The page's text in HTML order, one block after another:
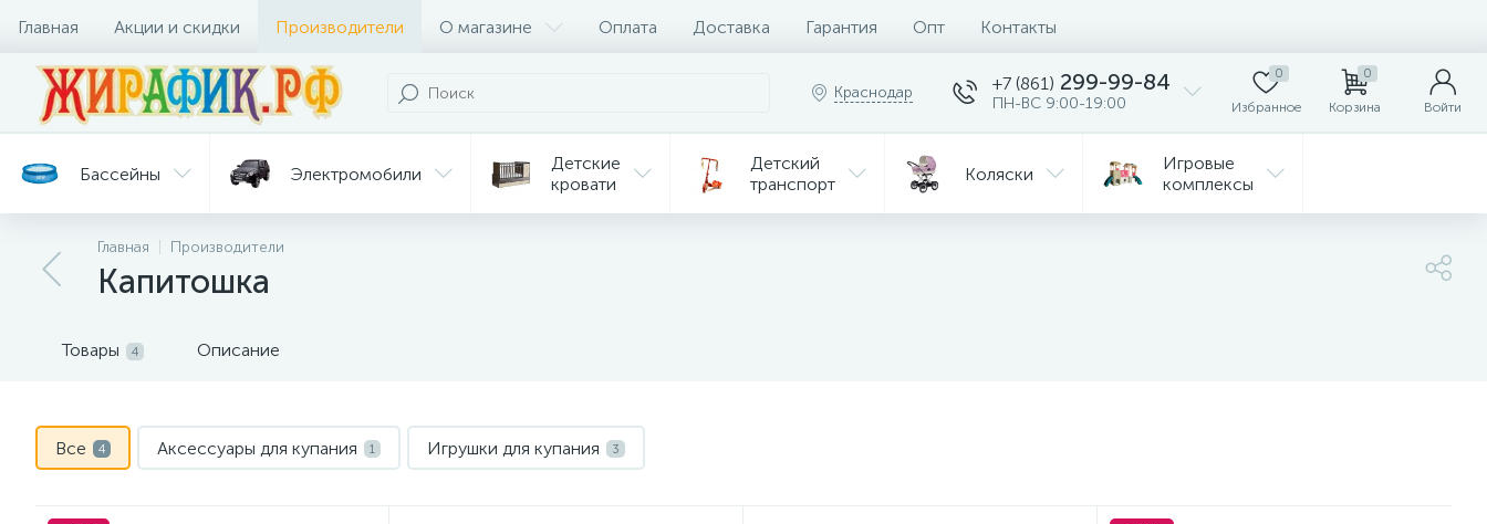
Главная Акции и скидки Производители О магазине Оплата Доставка Гарантия Опт Контакты
Краснодар +7 (861) 299-99-84
ПН-ВС 9:00-19:00
0
Избранное
0
Корзина Войти
Бассейны Электромобили
Детские
кровати
Детский
транспорт
Коляски
Игровые
комплексы
Батуты Велосипеды
и уход
горки
Главная Производители
Капитошка
Товары 4 Описание
Все 4 Аксессуары для купания 1 Игрушки для купания 3